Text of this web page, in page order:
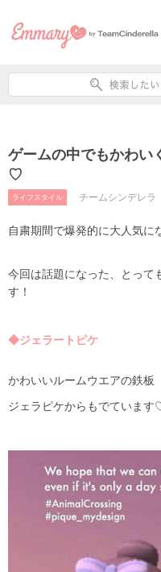
ゲームの中でもかわ
♡
ライフスタイル チームシンデレラ
自粛期間で爆発的に大人気に
今回は話題になった、とって
す！
◆ジェラートピケ
かわいいルームウエアの鉄板
ジェラピケからもでています